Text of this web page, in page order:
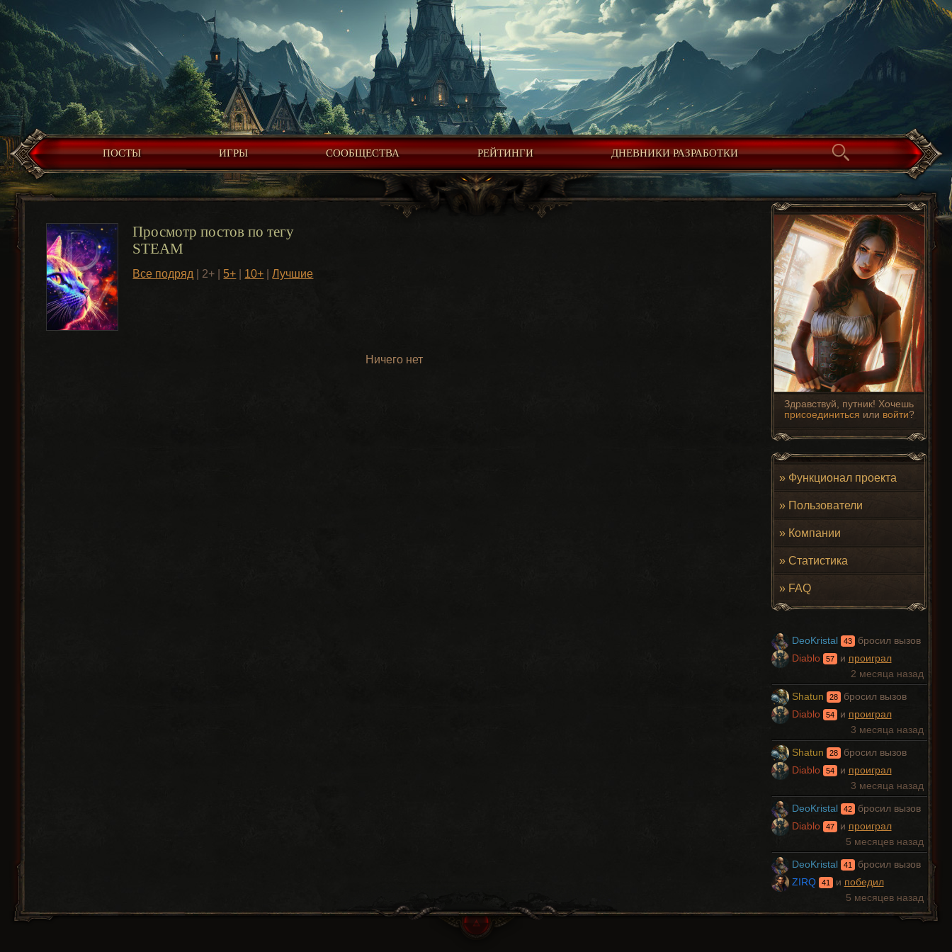
ПОСТЫ ИГРЫ СООБЩЕСТВА РЕЙТИНГИ ДНЕВНИКИ РАЗРАБОТКИ
Здравствуй, путник! Хочешь
присоединиться или войти?
» Функционал проекта
» Пользователи
» Компании
» Статистика
» FAQ
DeoKristal 43 бросил вызов
Diablo
57 и проиграл
2 месяца назад
Shatun 28 бросил вызов
Diablo
54 и проиграл
3 месяца назад
Shatun 28 бросил вызов
Diablo
54 и проиграл
3 месяца назад
DeoKristal 42 бросил вызов
Diablo
47 и проиграл
5 месяцев назад
DeoKristal 41 бросил вызов
ZIRQ
41 и победил
5 месяцев назад
Просмотр постов по тегу
STEAM
Все подряд | 2+ | 5+ 10+ |Лучшие
Ничего нет